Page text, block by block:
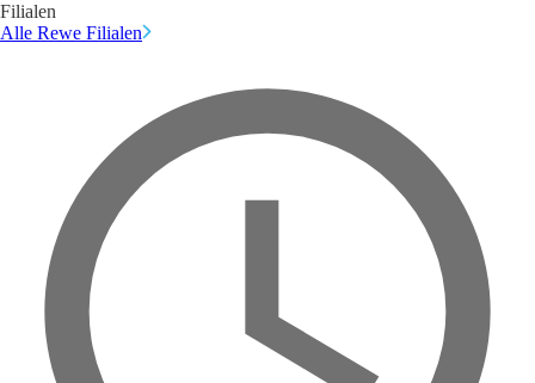
Filialen
Alle Rewe Filialen